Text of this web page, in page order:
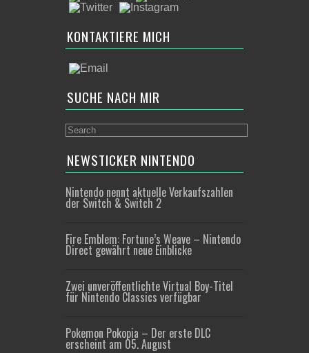
KONTAKTIERE MICH
SUCHE NACH MIR
NEWSTICKER NINTENDO
Nintendo nennt aktuelle Verkaufszahlen
der Switch & Switch 2
Fire Emblem: Fortune’s Weave – Nintendo
Direct gewährt neue Einblicke
Zwei unveröffentlichte Virtual Boy-Titel
für Nintendo Classics verfügbar
Pokemon Pokopia – Der erste DLC
erscheint am 05. August